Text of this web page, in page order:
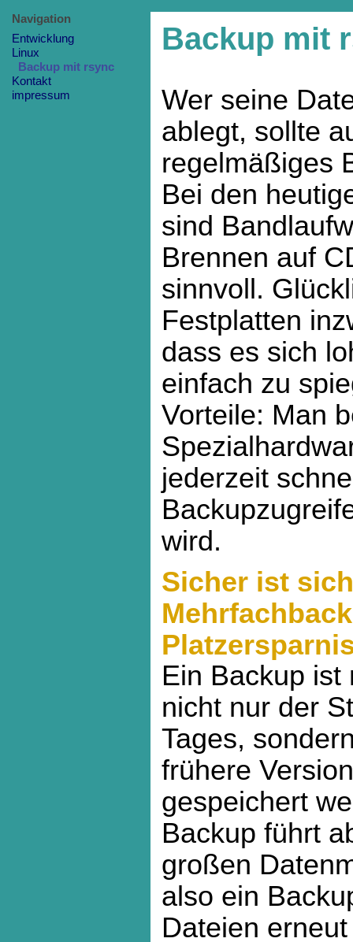
Navigation
Entwicklung
Linux
Backup mit rsync
Kontakt
impressum
Backup mit
Wer seine
ablegt, sollte
regelmäßiges
Bei den
sind
Brennen auf
sinnvoll.
Festplatten
dass es sich
einfach zu
Vorteile: Man
jederzeit
wird.
Sicher ist
Ein Backup ist
nicht nur der
Tages,
frühere
gespeichert
Backup führt
großen
also ein
Dateien